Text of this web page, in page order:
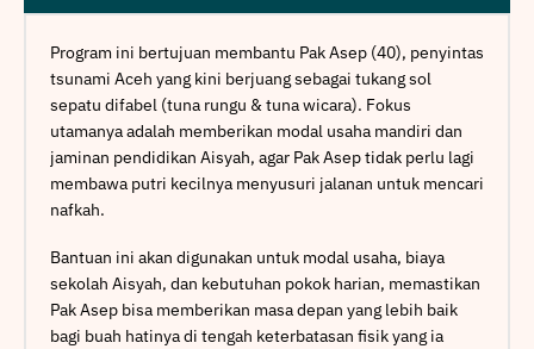
Program ini bertujuan membantu Pak Asep (40), penyintas
tsunami Aceh yang kini berjuang sebagai tukang sol
sepatu difabel (tuna rungu & tuna wicara). Fokus
utamanya adalah memberikan modal usaha mandiri dan
jaminan pendidikan Aisyah, agar Pak Asep tidak perlu lagi
membawa putri kecilnya menyusuri jalanan untuk mencari
nafkah.
Bantuan ini akan digunakan untuk modal usaha, biaya
sekolah Aisyah, dan kebutuhan pokok harian, memastikan
Pak Asep bisa memberikan masa depan yang lebih baik
bagi buah hatinya di tengah keterbatasan fisik yang ia